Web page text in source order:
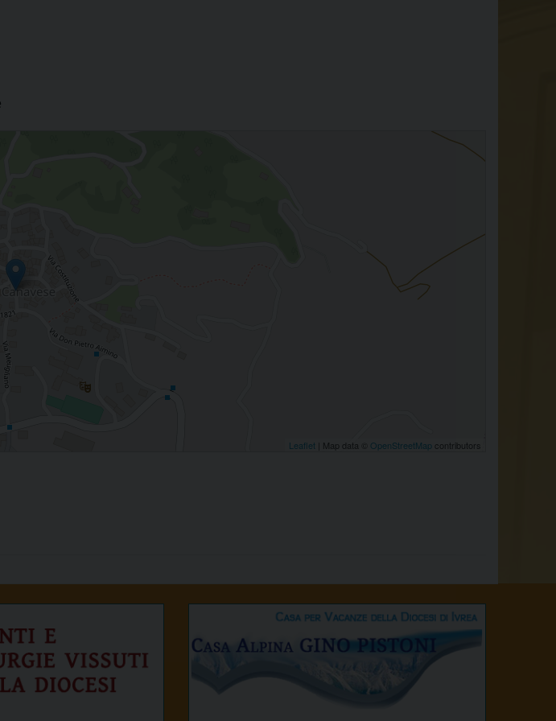
Leaflet | Map data © OpenStreetMap contributors